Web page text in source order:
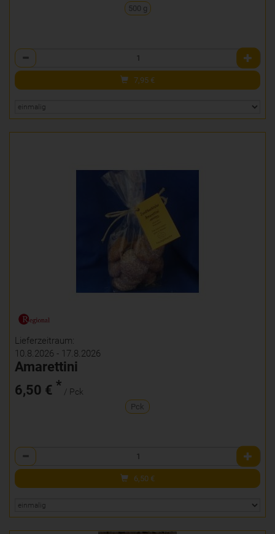
500 g
Anzahl
7,95 €
Lieferzeitraum:
10.8.2026 - 17.8.2026
Amarettini
6,50 € * / Pck
Pck
Anzahl
6,50 €